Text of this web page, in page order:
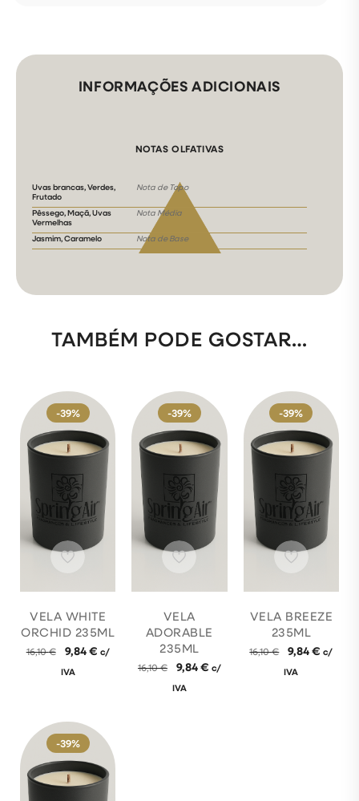
INFORMAÇÕES ADICIONAIS
NOTAS OLFATIVAS
Uvas brancas, Verdes,
Frutado
Nota de Topo
Pêssego, Maçã, Uvas
Vermelhas
Nota Média
Jasmim, Caramelo Nota de Base
TAMBÉM PODE GOSTAR…
-39%
VELA WHITE
ORCHID 235ML
16,10€ 9,84€ c/
IVA
-39%
VELA
ADORABLE
235ML
16,10€ 9,84€ c/
IVA
-39%
VELA BREEZE
235ML
16,10€ 9,84€ c/
IVA
-39%